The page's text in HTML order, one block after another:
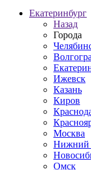
Екатеринбург
Назад
Города
Ижевск
Казань
Киров
Москва
Нижний
Омск